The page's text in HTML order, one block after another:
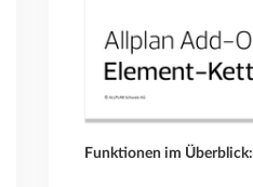
Funktionen im Überblick: